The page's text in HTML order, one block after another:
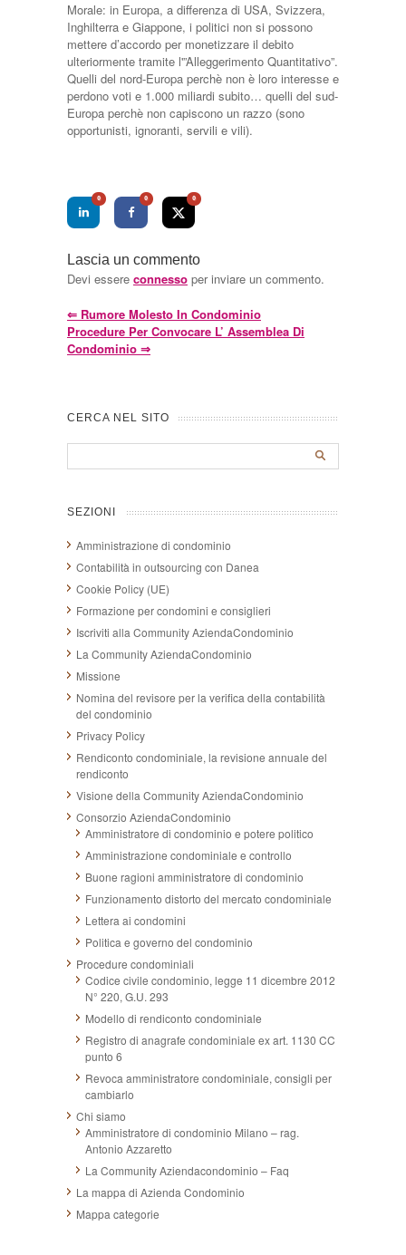
Morale: in Europa, a differenza di USA, Svizzera,
Inghilterra e Giappone, i politici non si possono
mettere d’accordo per monetizzare il debito
ulteriormente tramite l'”Alleggerimento Quantitativo”.
Quelli del nord-Europa perchè non è loro interesse e
perdono voti e 1.000 miliardi subito… quelli del sud-
Europa perchè non capiscono un razzo (sono
opportunisti, ignoranti, servili e vili).
0 0 0
Lascia un commento
Devi essere connesso per inviare un commento.
⇐ Rumore Molesto In Condominio
Procedure Per Convocare L’ Assemblea Di
Condominio ⇒
CERCA NEL SITO
SEZIONI
Amministrazione di condominio
Contabilità in outsourcing con Danea
Cookie Policy (UE)
Formazione per condomini e consiglieri
Iscriviti alla Community AziendaCondominio
La Community AziendaCondominio
Missione
Nomina del revisore per la verifica della contabilità
del condominio
Privacy Policy
Rendiconto condominiale, la revisione annuale del
rendiconto
Visione della Community AziendaCondominio
Consorzio AziendaCondominio
Amministratore di condominio e potere politico
Amministrazione condominiale e controllo
Buone ragioni amministratore di condominio
Funzionamento distorto del mercato condominiale
Lettera ai condomini
Politica e governo del condominio
Procedure condominiali
Codice civile condominio, legge 11 dicembre 2012
N° 220, G.U. 293
Modello di rendiconto condominiale
Registro di anagrafe condominiale ex art. 1130 CC
punto 6
Revoca amministratore condominiale, consigli per
cambiarlo
Chi siamo
Amministratore di condominio Milano – rag.
Antonio Azzaretto
La Community Aziendacondominio – Faq
La mappa di Azienda Condominio
Mappa categorie